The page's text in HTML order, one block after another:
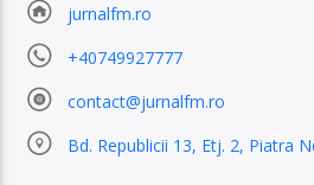
jurnalfm.ro
+40749927777
contact@jurnalfm.ro
Bd. Republicii 13, Etj. 2, Piatra